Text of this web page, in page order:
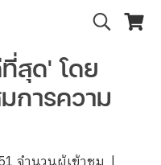
สุด' โดย
การความ